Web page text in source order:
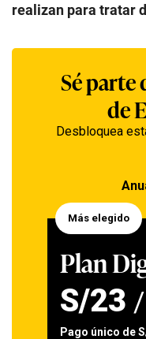
realizan para tratar